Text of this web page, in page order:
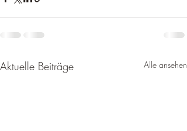
Aktuelle Beiträge Alle ansehen